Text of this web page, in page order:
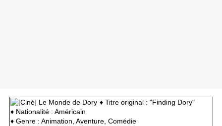
♦ Titre original : "Finding Dory"
♦ Nationalité : Américain
♦ Genre : Animation, Aventure, Comédie